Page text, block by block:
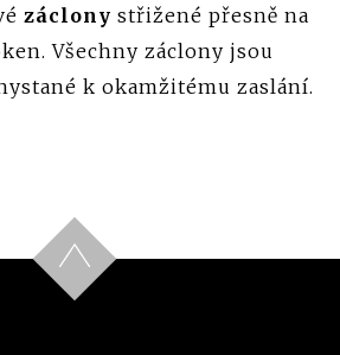
záclony střižené přesně na
Všechny záclony jsou
k okamžitému zaslání.